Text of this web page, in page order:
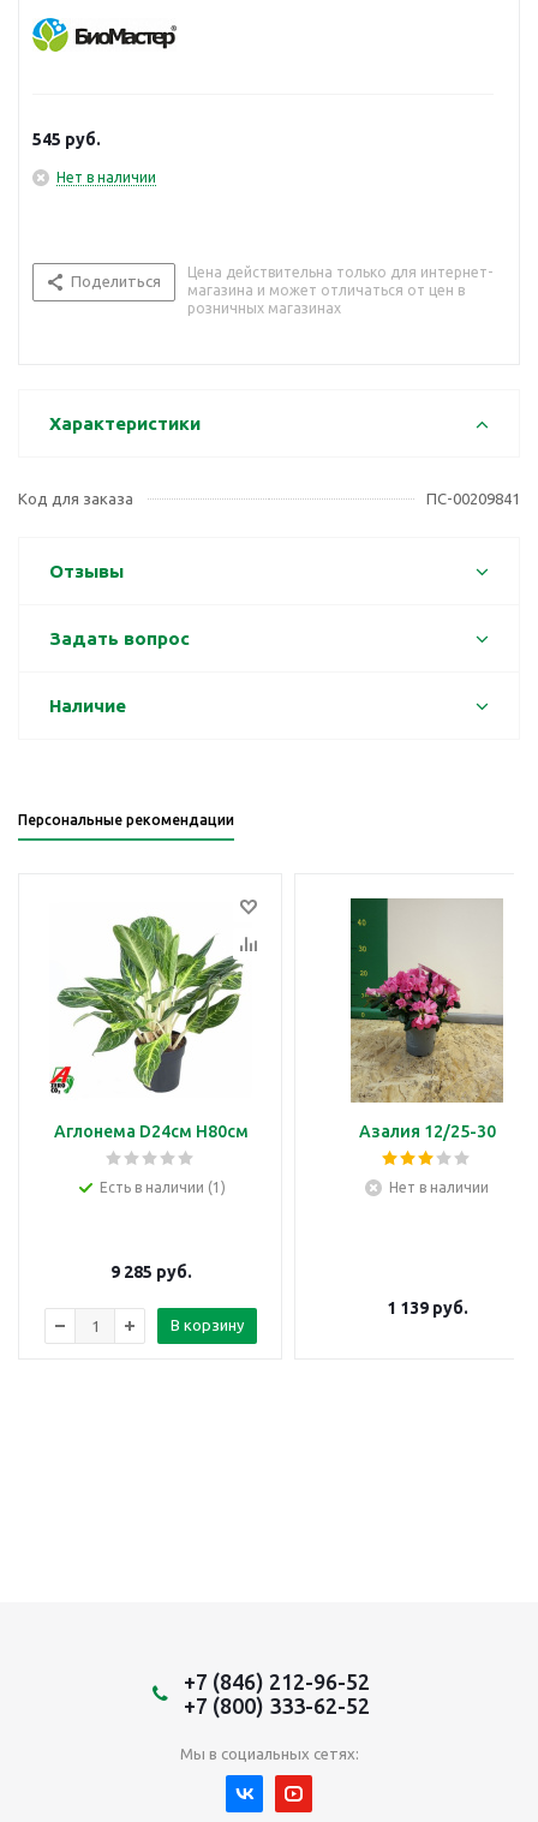
545 руб.
Нет в наличии
Поделиться
Цена действительна только для интернет-
магазина и может отличаться от цен в
розничных магазинах
Характеристики
Код для заказа ПС-00209841
Отзывы
Задать вопрос
Наличие
Персональные рекомендации
Аглонема D24см H80см
Есть в наличии (1)
9 285 руб.
В корзину
Азалия 12/25-30
Нет в наличии
1 139руб.
+7 (846) 212-96-52
+7 (800) 333-62-52
Мы в социальных сетях: